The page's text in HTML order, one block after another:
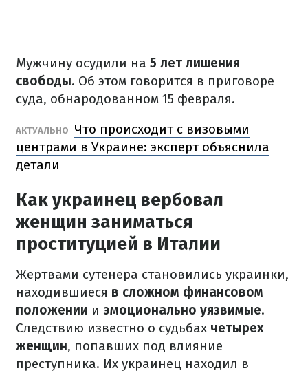
Мужчину осудили на 5 лет лишения
свободы. Об этом говорится в приговоре
суда, обнародованном 15 февраля.
АКТУАЛЬНО
Что происходит с визовыми
центрами в Украине: эксперт объяснила
детали
Как украинец вербовал
женщин заниматься
проституцией в Италии
Жертвами сутенера становились украинки,
находившиеся в сложном финансовом
положении и эмоционально уязвимые.
Следствию известно о судьбах четырех
женщин, попавших под влияние
преступника. Их украинец находил в